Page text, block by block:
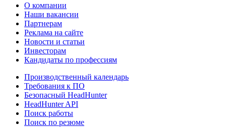
О компании
Наши вакансии
Партнерам
Реклама на сайте
Новости и статьи
Инвесторам
Кандидаты по профессиям
Производственный календарь
Требования к ПО
Безопасный HeadHunter
HeadHunter API
Поиск работы
Поиск по резюме